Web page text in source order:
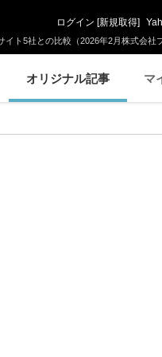
ト5社との比較（2026年2月株式会社
ログイン [新規取得]
オリジナル記事 マ